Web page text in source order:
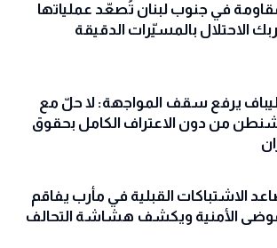
في جنوب لبنان تُصعّد عملياتها
الاحتلال بالمسيّرات الدقيقة
يرفع سقف المواجهة: لا حلّ مع
من دون الاعتراف الكامل بحقوق
الاشتباكات القبلية في مأرب يفاقم
الأمنية ويكشف هشاشة التحالف